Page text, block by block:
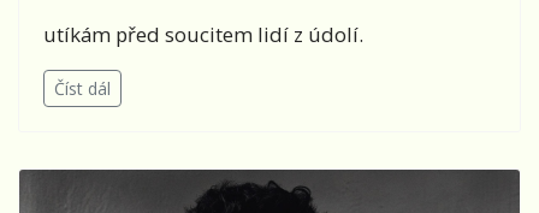
utíkám před soucitem lidí z údolí.
Číst dál